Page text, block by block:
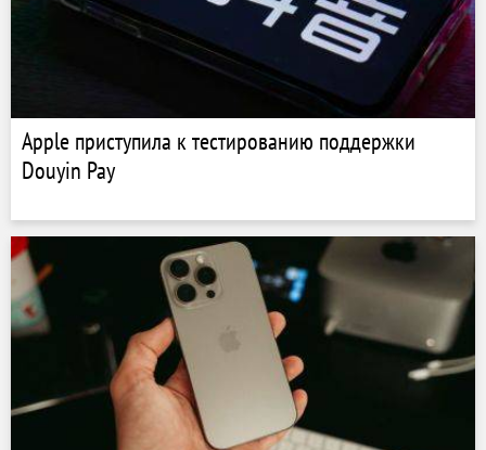
Apple приступила к тестированию поддержки
Douyin Pay